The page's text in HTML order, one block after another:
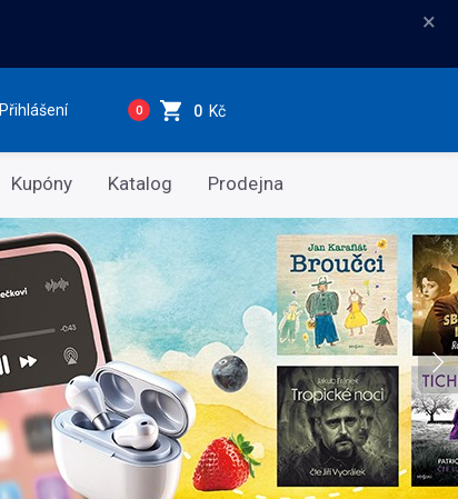
×
Přihlášení 0 0 Kč
Kupóny Katalog Prodejna